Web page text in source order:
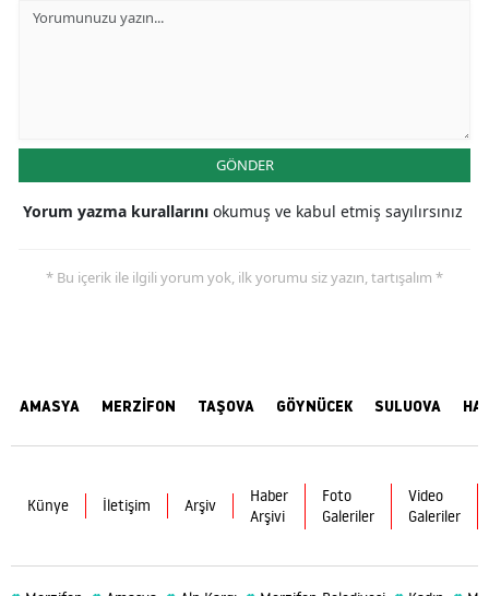
GÖNDER
Yorum yazma kurallarını okumuş ve kabul etmiş sayılırsınız
* Bu içerik ile ilgili yorum yok, ilk yorumu siz yazın, tartışalım *
AMASYA MERZİFON TAŞOVA GÖYNÜCEK SULUOVA
Künye İletişim Arşiv
Haber
Arşivi
Foto
Galeriler
Video
Galeriler